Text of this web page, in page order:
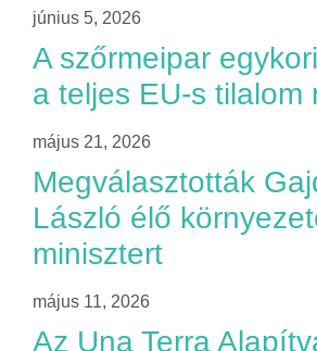
június 5, 2026
A szőrmeipar
a teljes EU-s tilalom
május 21, 2026
Megválasztották
László élő
minisztert
május 11, 2026
Az Una Terra